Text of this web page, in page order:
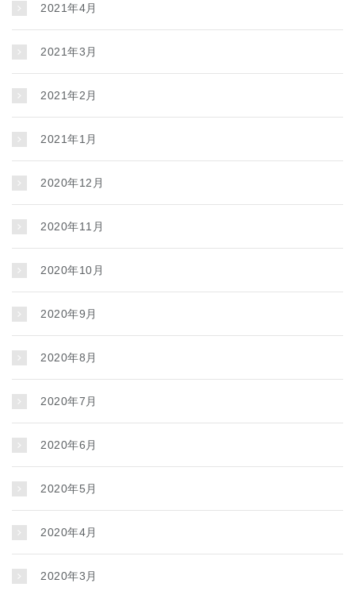
2021年4月
2021年3月
2021年2月
2021年1月
2020年12月
2020年11月
2020年10月
2020年9月
2020年8月
2020年7月
2020年6月
2020年5月
2020年4月
2020年3月